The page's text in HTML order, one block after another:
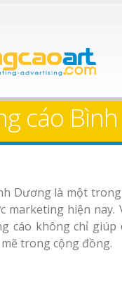
cáo
Dương là một
marketing hiện nay.
cáo không chỉ
trong cộng đồng.